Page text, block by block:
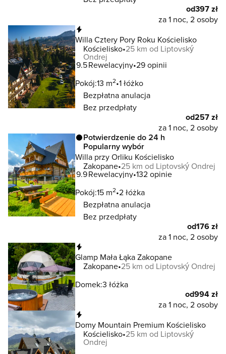
od397 zł
za 1 noc, 2 osoby
Willa Cztery Pory Roku Kościelisko
Kościelisko 25 km od Liptovský
Ondrej
9.5Rewelacyjny 29 opinii
Pokój:13 m2 1 łóżko
Bezpłatna anulacja
Bez przedpłaty
od257 zł
za 1 noc, 2 osoby
Potwierdzenie do 24 h
Popularny wybór
Willa przy Orliku Kościelisko
Zakopane 25 km od Liptovský Ondrej
9.9Rewelacyjny 132 opinie
Pokój:15 m2 2 łóżka
Bezpłatna anulacja
Bez przedpłaty
od176 zł
za 1 noc, 2 osoby
Glamp Mała Łąka Zakopane
Zakopane 25 km od Liptovský Ondrej
Domek:3 łóżka
od994 zł
za 1 noc, 2 osoby
Domy Mountain Premium Kościelisko
Kościelisko 25 km od Liptovský
Ondrej